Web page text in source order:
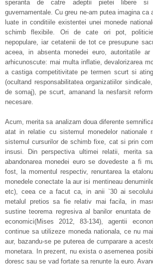
speranta de catre adeptii pietei libere si
guvernamentale. Cu greu ne-am putea imagina
luate in conditiile existentei unei monede
schimb flexibile. Ori de cate ori pot,
nepopulare, iar cetatenii de tot ce presupune
aceea, in absenta monedei euro, autoritatile
arhicunoscute: mai multa inflatie, devalorizarea
a castiga competitivitate pe termen scurt si
(ocultand responsabilitatea organizatiilor
de somaj), pe scurt, amanand la nesfarsit
necesare.
Acum, merita sa analizam doua diferente
atat in relatie cu sistemul monedelor nationale
sistemul cursurilor de schimb fixe, cat si prin
insusi. Din perspectiva ultimei relatii, merita
abandonarea monedei euro se dovedeste a fi
fost, la momentul respectiv, renuntarea la
monedele conectate la aur isi mentineau
etc), ceea ce a facut ca, in anii `30 ai
metalul pretios sa fie relativ mai facila, in
sustine teorema regresiva al banilor enuntata
economici(Mises 2012, 83-134), agentii
continue sa utilizeze moneda nationala, ce nu
aur, bazandu-se pe puterea de cumparare a
monetara. In prezent, nu exista o asemenea
doresc sau se vad fortate sa renunte la euro.